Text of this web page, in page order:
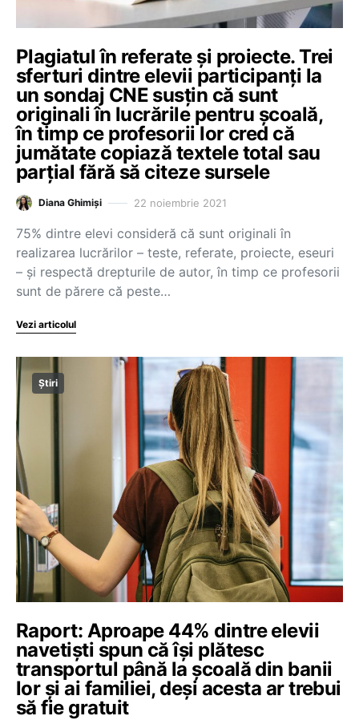
Plagiatul în referate și proiecte. Trei
sferturi dintre elevii participanți la
un sondaj CNE susțin că sunt
originali în lucrările pentru școală,
în timp ce profesorii lor cred că
jumătate copiază textele total sau
parțial fără să citeze sursele
Diana Ghimiși 22 noiembrie 2021
75% dintre elevi consideră că sunt originali în
realizarea lucrărilor – teste, referate, proiecte, eseuri
– și respectă drepturile de autor, în timp ce profesorii
sunt de părere că peste…
Vezi articolul
Știri
Raport: Aproape 44% dintre elevii
navetiști spun că își plătesc
transportul până la școală din banii
lor și ai familiei, deși acesta ar trebui
să fie gratuit